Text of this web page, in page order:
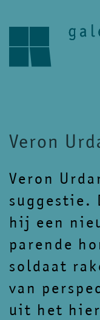
Veron
Veron
suggestie.
hij een
parende
soldaat
van
uit het